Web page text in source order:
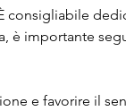
consigliabile
è importante
e favorire il